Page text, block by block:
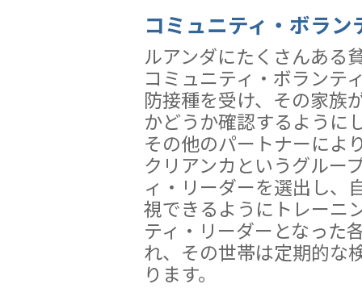
コミュニティ・ボラ
ルアンダにたくさんある
コミュニティ・ボランテ
防接種を受け、その家族
かどうか確認するように
その他のパートナーによ
クリアンカというグルー
ィ・リーダーを選出し、
視できるようにトレーニ
ティ・リーダーとなった
れ、その世帯は定期的な
ります。